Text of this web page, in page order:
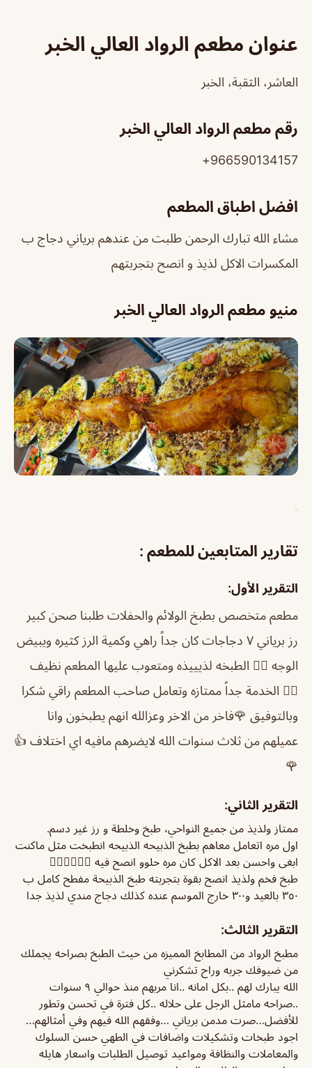
عنوان مطعم الرواد العالي الخبر
العاشر، الثقبة، الخبر
رقم مطعم الرواد العالي الخبر
966590134157+
افضل اطباق المطعم
مشاء الله تبارك الرحمن طلبت من عندهم برياني دجاج ب
المكسرات الاكل لذيذ و انصح بتجربتهم
منيو مطعم الرواد العالي الخبر
تقارير المتابعين للمطعم :
التقرير الأول:
مطعم متخصص بطبخ الولائم والحفلات طلبنا صحن كبير
رز برياني ٧ دجاجات كان جداً راهي وكمية الرز كثيره ويبيض
الوجه 👍🏻 الطبخه لذيييذه ومتعوب عليها المطعم نظيف
👌🏻 الخدمة جداً ممتازه وتعامل صاحب المطعم راقي شكرا
وبالتوفيق 🌹فاخر من الاخر وعزالله انهم يطبخون وانا
عميلهم من ثلاث سنوات الله لايضرهم مافيه اي اختلاف 👍
🌹
التقرير الثاني:
ممتاز ولذيذ من جميع النواحي، طبخ وخلطة و رز غير دسم.
اول مره اتعامل معاهم بطبخ الذبيحه الذبيحه انطبخت مثل ماكنت
ابغى واحسن بعد الاكل كان مره حلوو انصح فيه 👍🏻👍🏻👍🏻
طبخ فخم ولذيذ انصح بقوة بتجربته طبخ الذبيحة مفطح كامل ب
٣٥٠ بالعيد و٣٠٠ خارج الموسم عنده كذلك دجاج مندي لذيذ جدا
التقرير الثالث:
مطبخ الرواد من المطابخ المميزه من حيث الطبخ بصراحه يجملك
من ضيوفك جربه وراح تشكرني
الله يبارك لهم ..بكل امانه ..انا مربهم منذ حوالي ٩ سنوات
..صراحه مامثل الرجل على حلاله ..كل فترة في تحسن وتطور
للأفضل…صرت مدمن برياني …وفقهم الله فيهم وفي أمثالهم…
اجود طبخات وتشكيلات واضافات في الطهي حسن السلوك
والمعاملات والنظافة ومواعيد توصيل الطلبات واسعار هايله